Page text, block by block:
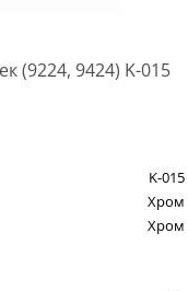
(9224, 9424) K-015
K-015
Хром
Хром